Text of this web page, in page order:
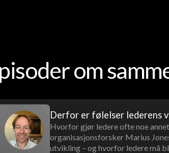
om
Derfor er følelser lederens
Hvorfor gjør ledere ofte noe
organisasjonsforsker Marius
utvikling – og hvorfor ledere må